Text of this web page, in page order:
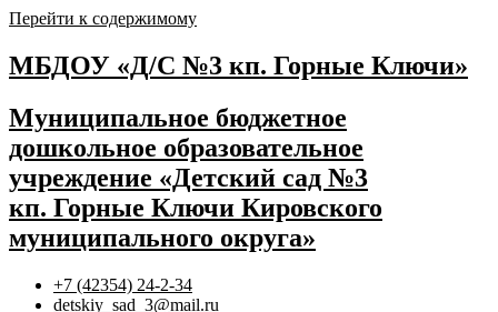
Перейти к содержимому
МБДОУ «Д/С №3 кп. Горные Ключи»
Муниципальное бюджетное
дошкольное образовательное
учреждение «Детский сад №3
кп. Горные Ключи Кировского
муниципального округа»
+7 (42354) 24-2-34
detskiy_sad_3@mail.ru